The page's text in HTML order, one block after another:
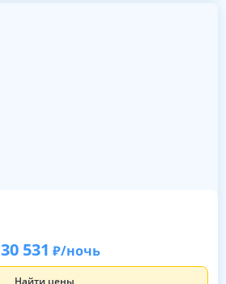
30 531 /ночь
Найти цены